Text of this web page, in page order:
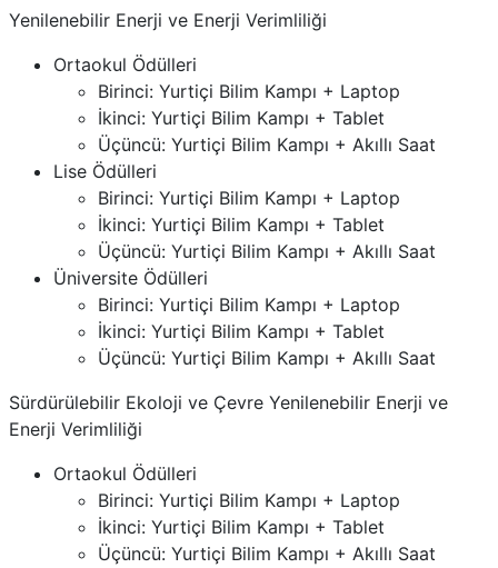
Yenilenebilir Enerji ve Enerji Verimliliği
Ortaokul Ödülleri
Birinci: Yurtiçi Bilim Kampı + Laptop
İkinci: Yurtiçi Bilim Kampı + Tablet
Üçüncü: Yurtiçi Bilim Kampı + Akıllı Saat
Lise Ödülleri
Birinci: Yurtiçi Bilim Kampı + Laptop
İkinci: Yurtiçi Bilim Kampı + Tablet
Üçüncü: Yurtiçi Bilim Kampı + Akıllı Saat
Üniversite Ödülleri
Birinci: Yurtiçi Bilim Kampı + Laptop
İkinci: Yurtiçi Bilim Kampı + Tablet
Üçüncü: Yurtiçi Bilim Kampı + Akıllı Saat
Sürdürülebilir Ekoloji ve Çevre Yenilenebilir Enerji ve
Enerji Verimliliği
Ortaokul Ödülleri
Birinci: Yurtiçi Bilim Kampı + Laptop
İkinci: Yurtiçi Bilim Kampı + Tablet
Üçüncü: Yurtiçi Bilim Kampı + Akıllı Saat